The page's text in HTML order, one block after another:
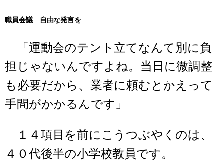
職員会議 自由な発言を
「運動会のテント立てなんて別に負
担じゃないんですよね。当日に微調整
も必要だから、業者に頼むとかえって
手間がかかるんです」
１４項目を前にこうつぶやくのは、
４０代後半の小学校教員です。